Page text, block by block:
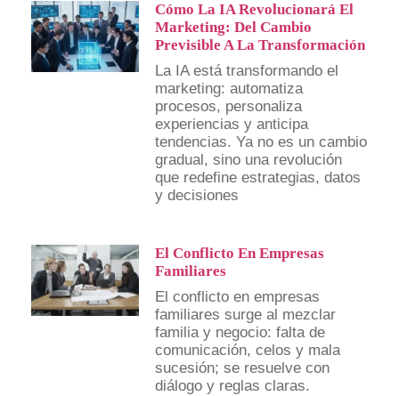
Cómo La IA Revolucionará El
Marketing: Del Cambio
Previsible A La Transformación
La IA está transformando el
marketing: automatiza
procesos, personaliza
experiencias y anticipa
tendencias. Ya no es un cambio
gradual, sino una revolución
que redefine estrategias, datos
y decisiones
El Conflicto En Empresas
Familiares
El conflicto en empresas
familiares surge al mezclar
familia y negocio: falta de
comunicación, celos y mala
sucesión; se resuelve con
diálogo y reglas claras.